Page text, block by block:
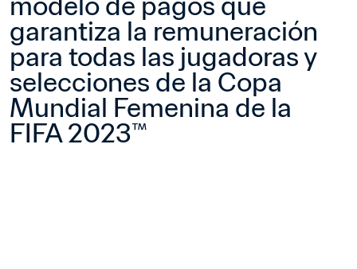
garantiza la remuneración
para todas las jugadoras y
selecciones de la Copa
Mundial Femenina de la
FIFA 2023™